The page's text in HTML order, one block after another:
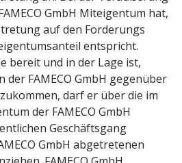
GmbH Miteigentum hat,
auf den Forderungs
entspricht.
bereit und in der Lage ist,
FAMECO GmbH gegenüber
darf er über die im
der FAMECO GmbH
Geschäftsgang
GmbH abgetretenen